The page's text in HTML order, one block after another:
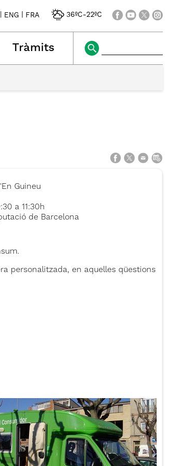
ENG FRA 36ºC-22ºC
Tràmits
Guineu
a 11:30h
de Barcelona
personalitzada, en aquelles qüestions